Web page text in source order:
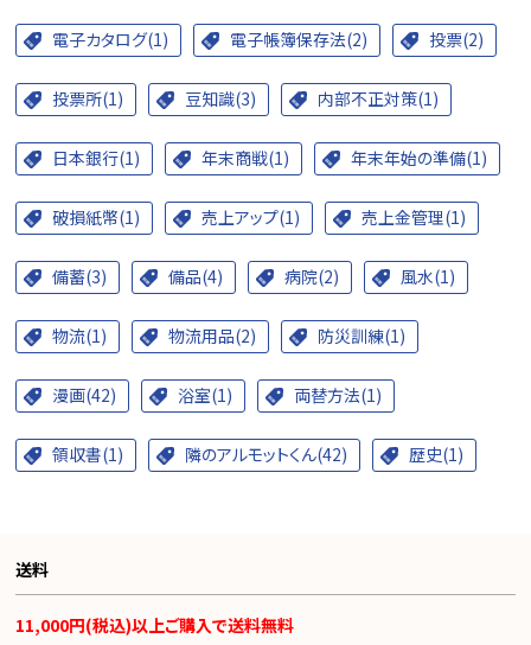
電子カタログ(1) 電子帳簿保存法(2) 投票(2)
投票所(1) 豆知識(3) 内部不正対策(1)
日本銀行(1) 年末商戦(1) 年末年始の準備(1)
破損紙幣(1) 売上アップ(1) 売上金管理(1)
備蓄(3) 備品(4) 病院(2) 風水(1)
物流(1) 物流用品(2) 防災訓練(1)
漫画(42) 浴室(1) 両替方法(1)
領収書(1) 隣のアルモットくん(42) 歴史(1)
送料
11,000円(税込)以上ご購入で送料無料